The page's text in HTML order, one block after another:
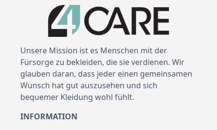
Unsere Mission ist es Menschen mit der
Fürsorge zu bekleiden, die sie verdienen. Wir
glauben daran, dass jeder einen gemeinsamen
Wunsch hat gut auszusehen und sich
bequemer Kleidung wohl fühlt.
INFORMATION